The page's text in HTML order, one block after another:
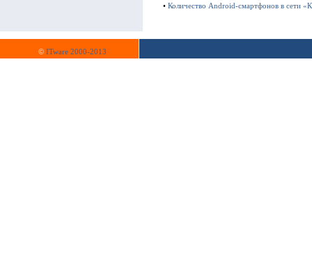
• Количество Android-смартфонов в сети
© ITware 2000-2013